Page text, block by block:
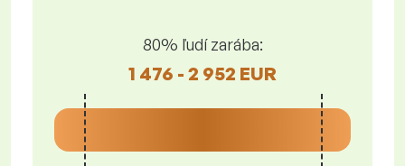
80% ľudí zarába:
1 476 - 2 952 EUR